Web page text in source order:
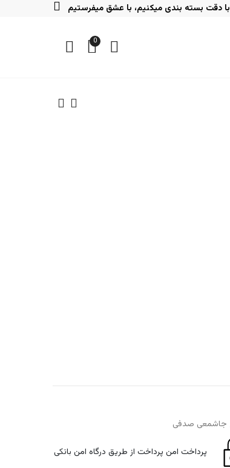
با دقت بسته بندی میکنیم، با عشق میفرستیم
0
جاشمعی صدفی
پرداخت امن پرداخت از طریق درگاه امن بانکی